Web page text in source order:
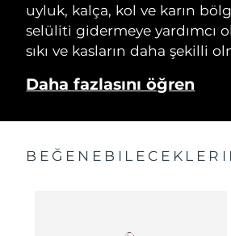
uyluk, kalça, kol ve karın
selüliti gidermeye yardımcı
sıkı ve kasların daha şekilli
Daha fazlasını öğren